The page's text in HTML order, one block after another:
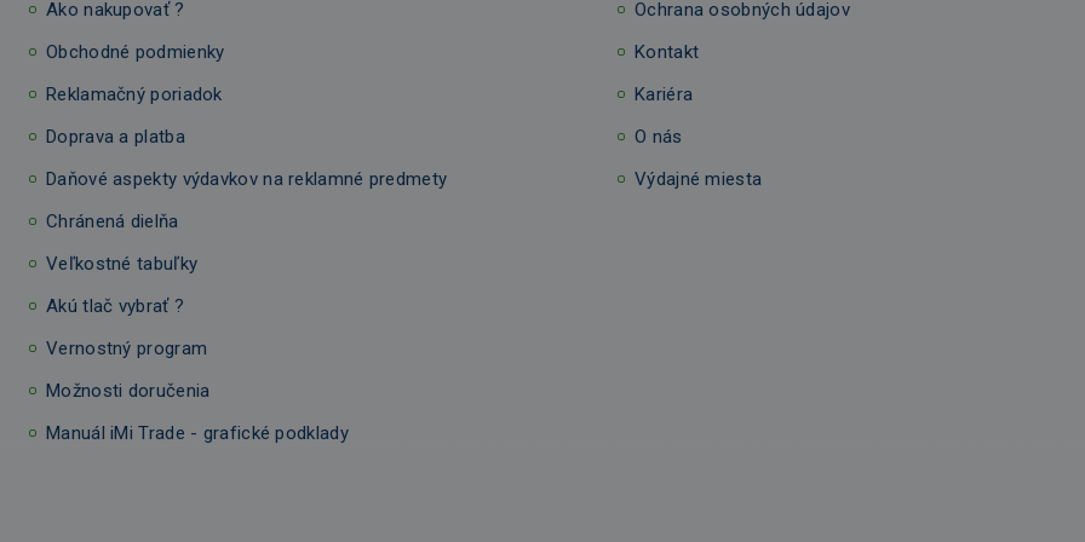
Ako nakupovať ?
Obchodné podmienky
Reklamačný poriadok
Doprava a platba
Daňové aspekty výdavkov na reklamné predmety
Chránená dielňa
Veľkostné tabuľky
Akú tlač vybrať ?
Vernostný program
Možnosti doručenia
Manuál iMi Trade - grafické podklady
Ochrana osobných údajov
Kontakt
Kariéra
O nás
Výdajné miesta